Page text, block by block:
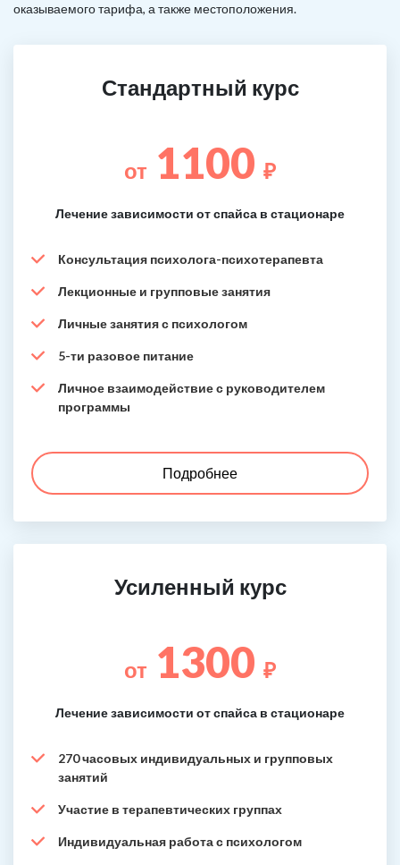
оказываемого тарифа, а также местоположения.
Стандартный курс
от 1100 ₽
Лечение зависимости от спайса в стационаре
Консультация психолога-психотерапевта
Лекционные и групповые занятия
Личные занятия с психологом
5-ти разовое питание
Личное взаимодействие с руководителем
программы
Подробнее
Усиленный курс
от 1300 ₽
Лечение зависимости от спайса в стационаре
270 часовых индивидуальных и групповых
занятий
Участие в терапевтических группах
Индивидуальная работа с психологом